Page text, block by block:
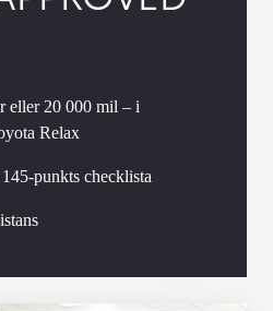
eller 20 000 mil – i
Relax
punkts checklista